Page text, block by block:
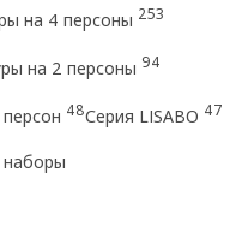
на 4 персоны 253
на 2 персоны 94
48Серия LISABO 47